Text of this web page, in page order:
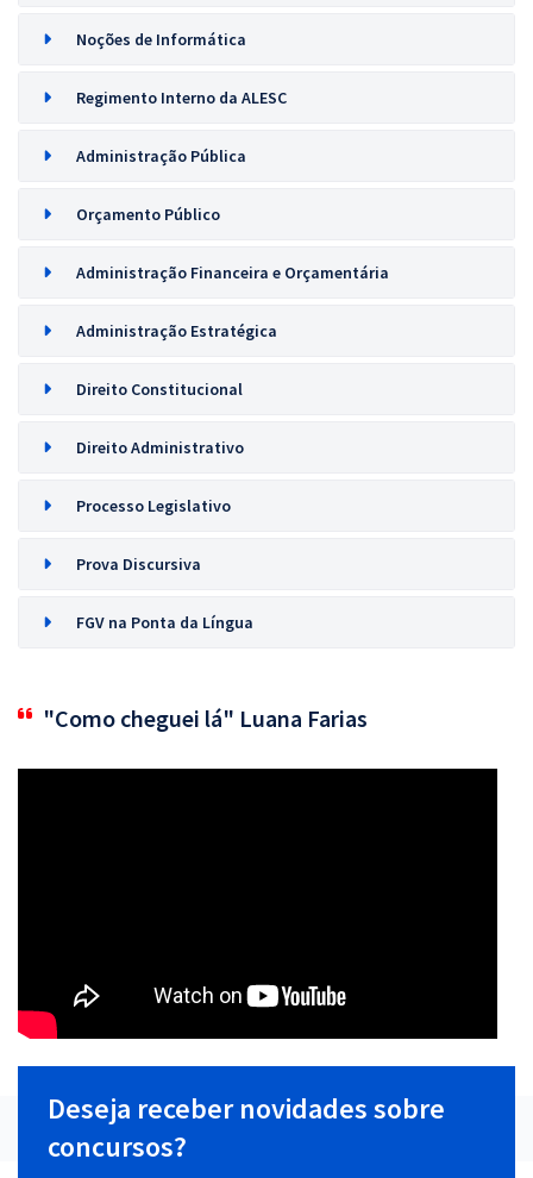
Noções de Informática
Regimento Interno da ALESC
Administração Pública
Orçamento Público
Administração Financeira e Orçamentária
Administração Estratégica
Direito Constitucional
Direito Administrativo
Processo Legislativo
Prova Discursiva
FGV na Ponta da Língua
"Como cheguei lá" Luana Farias
Deseja receber novidades sobre
concursos?